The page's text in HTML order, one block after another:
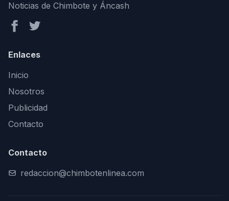
Noticias de Chimbote y Áncash
Enlaces
Inicio
Nosotros
Publicidad
Contacto
Contacto
redaccion@chimbotenlinea.com